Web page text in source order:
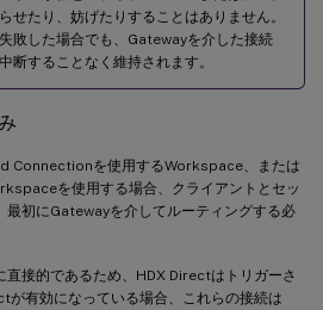
せたり、妨げたりすることはありません。
敗した場合でも、Gatewayを介した接続
断することなく維持されます。
を使用するWorkspace、または
を使用する場合、クライアントとセッ
最初にGatewayを介してルーティングする必
直接的であるため、HDX Directはトリガーさ
が有効になっている場合、これらの接続は